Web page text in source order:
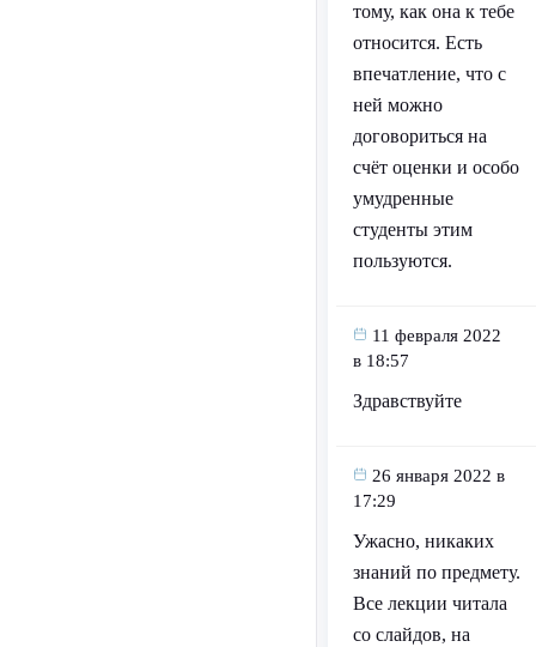
тому, как она к тебе
относится. Есть
впечатление, что с
ней можно
договориться на
счёт оценки и особо
умудренные
студенты этим
пользуются.
11 февраля 2022
в 18:57
Здравствуйте
26 января 2022 в
17:29
Ужасно, никаких
знаний по предмету.
Все лекции читала
со слайдов, на